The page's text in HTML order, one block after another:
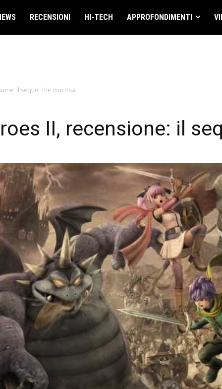
RECENSIONI HI-TECH APPROFONDIMENTI
il sequel che non osa
II, recensione: il